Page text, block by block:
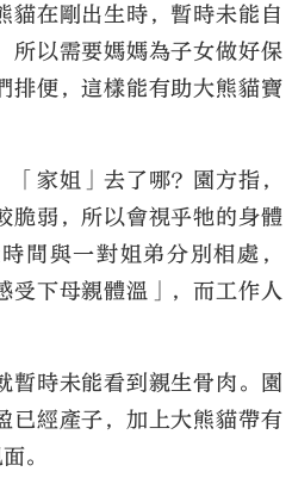
貓在剛出生時，暫時未能自
所以需要媽媽為子女做好保
排便，這樣能有助大熊貓寶
家姐」去了哪？園方指，
脆弱，所以會視乎牠的身體
間與一對姐弟分別相處，
受下母親體溫」，而工作人
暫時未能看到親生骨肉。園
已經產子，加上大熊貓帶有
。